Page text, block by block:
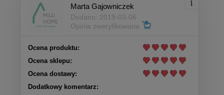
Marta Gajowniczek
Dodano: 2019-03-06
Opinia zweryfikowana
Ocena produktu:
Ocena sklepu:
Ocena dostawy:
Dodatkowy komentarz: